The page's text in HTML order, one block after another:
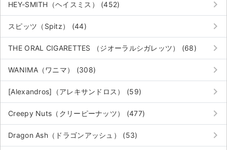
公演登録依頼
不正転売禁止法について
チケットジャムの取り組み
音楽情報
HEY-SMITH（ヘイスミス） (452) keyboard_arrow_right
スピッツ（Spitz） (44) keyboard_arrow_right
THE ORAL CIGARETTES （ジオーラルシガレッツ） (68) keyboard_arrow_right
WANIMA（ワニマ） (308) keyboard_arrow_right
[Alexandros]（アレキサンドロス） (59) keyboard_arrow_right
Creepy Nuts（クリーピーナッツ） (477) keyboard_arrow_right
Dragon Ash（ドラゴンアッシュ） (53) keyboard_arrow_right